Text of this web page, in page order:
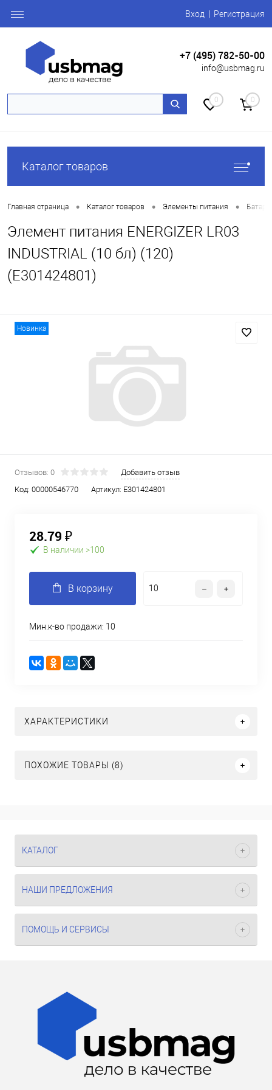
Вход Регистрация
+7 (495) 782-50-00
info@usbmag.ru
0 0
Каталог товаров
Главная страница • Каталог товаров • Элементы питания •
Элемент питания ENERGIZER LR03
INDUSTRIAL (10 бл) (120)
(E301424801)
Новинка
Отзывов: 0
Добавить отзыв
Код: 00000546770 Артикул: E301424801
28.79 ₽
В наличии >100
В корзину
Мин.к-во продажи: 10
ХАРАКТЕРИСТИКИ
ПОХОЖИЕ ТОВАРЫ (8)
КАТАЛОГ
НАШИ ПРЕДЛОЖЕНИЯ
ПОМОЩЬ И СЕРВИСЫ